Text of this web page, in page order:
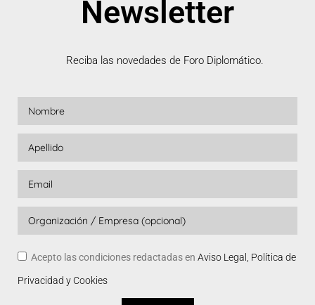
Newsletter
Reciba las novedades de Foro Diplomático.
Acepto las condiciones redactadas en Aviso Legal, Política de
Privacidad y Cookies